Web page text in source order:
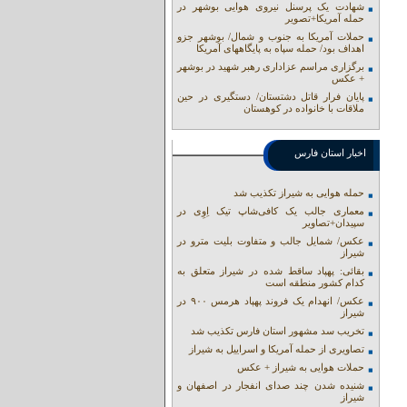
شهادت یک پرسنل نیروی هوایی بوشهر در
حمله آمریکا+تصویر
حملات آمریکا به جنوب و شمال/ بوشهر جزو
اهداف بود/ حمله سپاه به پایگاههای آمریکا
برگزاری مراسم عزاداری رهبر شهید در بوشهر
+ عکس
پایان فرار قاتل دشتستان/ دستگیری در حین
ملاقات با خانواده در کوهستان
اخبار استان فارس
حمله هوایی به شیراز تکذیب شد
معماری جالب یک کافی‌شاپ تیک اِوِی در
سپیدان+تصاویر
عکس/ شمایل جالب و متفاوت بلیت مترو در
شیراز
بقائی: پهپاد ساقط شده در شیراز متعلق به
کدام کشور منطقه است
عکس/ انهدام یک فروند پهپاد هرمس ۹۰۰ در
شیراز
تخریب سد مشهور استان فارس تکذیب شد
تصاویری از حمله آمریکا و اسراییل به شیراز
حملات هوایی به شیراز + عکس
شنیده شدن چند صدای انفجار در اصفهان و
شیراز